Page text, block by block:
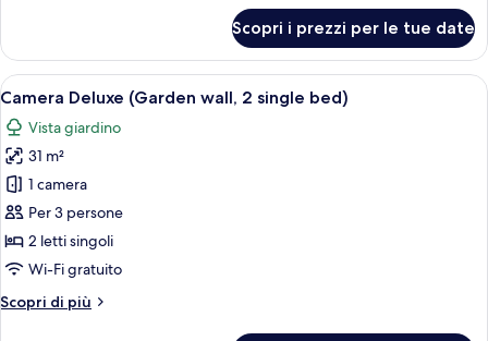
Deluxe
(with
Garden,
garden
wall
view)
Scopri i prezzi per le tue date
Apri
tutte
le
foto
per
Camera
Deluxe
(Garden
2
Camera d'albergo con due letti, una
5
Camera Deluxe (Garden wall, 2 single bed)
Vista giardino
31 m²
1 camera
Per 3 persone
2 letti singoli
Wi-Fi gratuito
Scopri di più
Altri